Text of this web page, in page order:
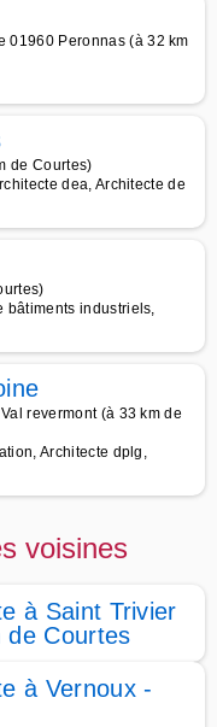
01960 Peronnas (à 32 km
de Courtes)
dea, Architecte de
bâtiments industriels,
revermont (à 33 km de
Architecte dplg,
voisines
à Saint Trivier
de Courtes
à Vernoux -